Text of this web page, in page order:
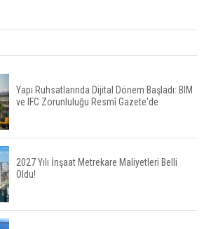
Konut Satışları Güçlü Seyrini Korudu Yabancıya
Satış Geriledi
ABD'de İnşaat Harcamaları Geriledi
Yapı Ruhsatlarında Dijital Dönem Başladı: BIM
ve IFC Zorunluluğu Resmî Gazete'de
2027 Yılı İnşaat Metrekare Maliyetleri Belli
Oldu!